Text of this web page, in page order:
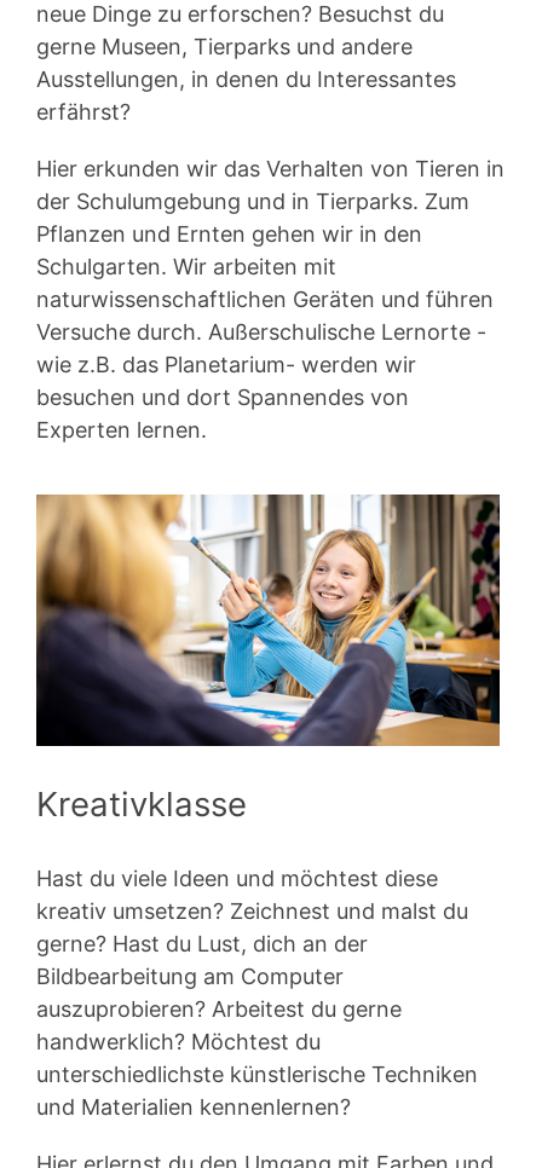
neue Dinge zu erforschen? Besuchst du
gerne Museen, Tierparks und andere
Ausstellungen, in denen du Interessantes
erfährst?
Hier erkunden wir das Verhalten von Tieren in
der Schulumgebung und in Tierparks. Zum
Pflanzen und Ernten gehen wir in den
Schulgarten. Wir arbeiten mit
naturwissenschaftlichen Geräten und führen
Versuche durch. Außerschulische Lernorte -
wie z.B. das Planetarium- werden wir
besuchen und dort Spannendes von
Experten lernen.
Kreativklasse
Hast du viele Ideen und möchtest diese
kreativ umsetzen? Zeichnest und malst du
gerne? Hast du Lust, dich an der
Bildbearbeitung am Computer
auszuprobieren? Arbeitest du gerne
handwerklich? Möchtest du
unterschiedlichste künstlerische Techniken
und Materialien kennenlernen?